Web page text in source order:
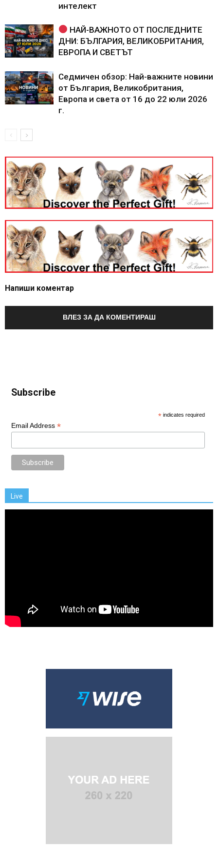
интелект
НАЙ-ВАЖНОТО ОТ ПОСЛЕДНИТЕ
ДНИ: БЪЛГАРИЯ, ВЕЛИКОБРИТАНИЯ,
ЕВРОПА И СВЕТЪТ
Седмичен обзор: Най-важните новини
от България, Великобритания,
Европа и света от 16 до 22 юли 2026
г.
Напиши коментар
ВЛЕЗ ЗА ДА КОМЕНТИРАШ
Subscribe
* indicates required
Email Address *
Live